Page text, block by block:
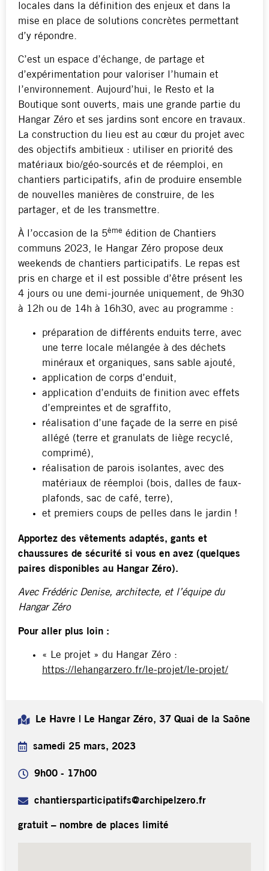
locales dans la définition des enjeux et dans la
mise en place de solutions concrètes permettant
d’y répondre.
C’est un espace d’échange, de partage et
d’expérimentation pour valoriser l’humain et
l’environnement. Aujourd’hui, le Resto et la
Boutique sont ouverts, mais une grande partie du
Hangar Zéro et ses jardins sont encore en travaux.
La construction du lieu est au cœur du projet avec
des objectifs ambitieux : utiliser en priorité des
matériaux bio/géo-sourcés et de réemploi, en
chantiers participatifs, afin de produire ensemble
de nouvelles manières de construire, de les
partager, et de les transmettre.
À l’occasion de la 5ème édition de Chantiers
communs 2023, le Hangar Zéro propose deux
weekends de chantiers participatifs. Le repas est
pris en charge et il est possible d’être présent les
4 jours ou une demi-journée uniquement, de 9h30
à 12h ou de 14h à 16h30, avec au programme :
préparation de différents enduits terre, avec
une terre locale mélangée à des déchets
minéraux et organiques, sans sable ajouté,
application de corps d’enduit,
application d’enduits de finition avec effets
d’empreintes et de sgraffito,
réalisation d’une façade de la serre en pisé
allégé (terre et granulats de liège recyclé,
comprimé),
réalisation de parois isolantes, avec des
matériaux de réemploi (bois, dalles de faux-
plafonds, sac de café, terre),
et premiers coups de pelles dans le jardin !
Apportez des vêtements adaptés, gants et
chaussures de sécurité si vous en avez (quelques
paires disponibles au Hangar Zéro).
Avec Frédéric Denise, architecte, et l’équipe du
Hangar Zéro
Pour aller plus loin :
« Le projet » du Hangar Zéro :
https://lehangarzero.fr/le-projet/le-projet/
Le Havre | Le Hangar Zéro, 37 Quai de la Saône
samedi 25 mars, 2023
9h00 - 17h00
chantiersparticipatifs@archipelzero.fr
gratuit – nombre de places limité